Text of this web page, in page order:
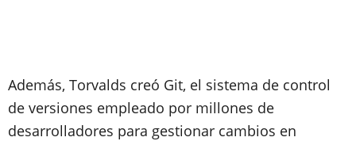
Además, Torvalds creó Git, el sistema de control
de versiones empleado por millones de
desarrolladores para gestionar cambios en